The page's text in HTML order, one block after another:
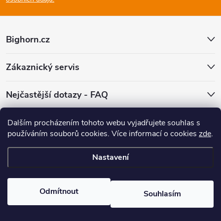
Dalším procházením tohoto webu vyjadřujete souhlas s
používáním souborů cookies. Více informací o cookies zde.
Nastavení
Odmítnout Souhlasím
a
Bighorn.cz
Zákaznický servis
Nejčastější dotazy - FAQ
Facebook
Copyright 2026
cookies